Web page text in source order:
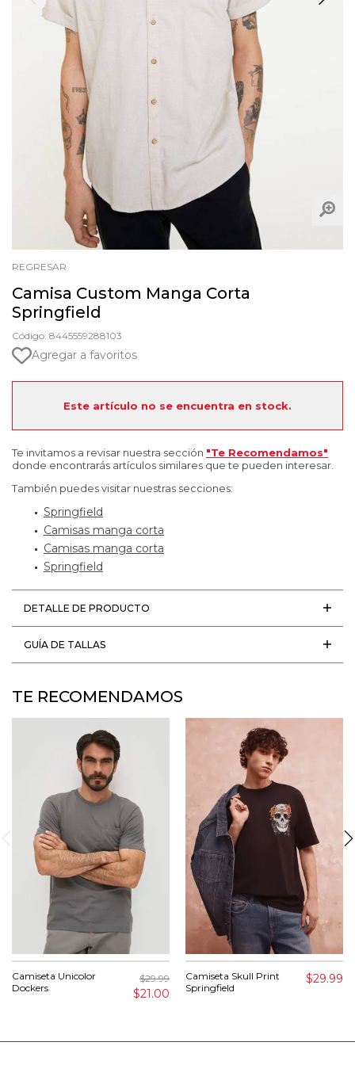
REGRESAR
Camisa Custom Manga Corta
Springfield
Código: 8445559288103
Agregar a favoritos
Este artículo no se encuentra en stock.
Te invitamos a revisar nuestra sección "Te Recomendamos"
donde encontrarás artículos similares que te pueden interesar.
También puedes visitar nuestras secciones:
Springfield
Camisas manga corta
Camisas manga corta
Springfield
DETALLE DE PRODUCTO
GUÍA DE TALLAS
TE RECOMENDAMOS
Camiseta Unicolor
Dockers
$29.99
$21.00
Camiseta Skull Print
Springfield
$29.99